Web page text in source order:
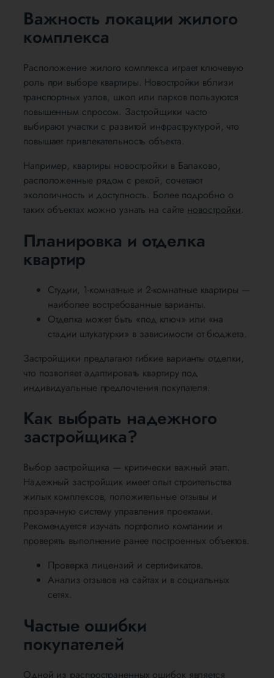
Важность локации жилого
комплекса
Расположение жилого комплекса играет ключевую
роль при выборе квартиры. Новостройки вблизи
транспортных узлов, школ или парков пользуются
повышенным спросом. Застройщики часто
выбирают участки с развитой инфраструктурой, что
повышает привлекательность объекта.
Например, квартиры новостройки в Балаково,
расположенные рядом с рекой, сочетают
экологичность и доступность. Более подробно о
таких объектах можно узнать на сайте новостройки.
Планировка и отделка
квартир
Студии, 1-комнатные и 2-комнатные квартиры —
наиболее востребованные варианты.
Отделка может быть «под ключ» или «на
стадии штукатурки» в зависимости от бюджета.
Застройщики предлагают гибкие варианты отделки,
что позволяет адаптировать квартиру под
индивидуальные предпочтения покупателя.
Как выбрать надежного
застройщика?
Выбор застройщика — критически важный этап.
Надежный застройщик имеет опыт строительства
жилых комплексов, положительные отзывы и
прозрачную систему управления проектами.
Рекомендуется изучать портфолио компании и
проверять выполнение ранее построенных объектов.
Проверка лицензий и сертификатов.
Анализ отзывов на сайтах и в социальных
сетях.
Частые ошибки
покупателей
Одной из распространенных ошибок является